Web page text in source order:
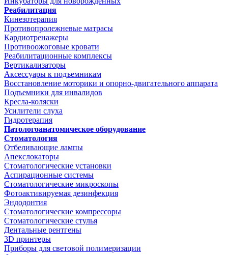
Реабилитация
Кинезотерапия
Противопролежневые матрасы
Кардиотренажеры
Противоожоговые кровати
Реабилитационные комплексы
Вертикализаторы
Аксессуары к подъемникам
Восстановление моторики и опорно-двигательного аппарата
Подъемники для инвалидов
Кресла-коляски
Усилители слуха
Гидротерапия
Патологоанатомическое оборудование
Стоматология
Отбеливающие лампы
Апекслокаторы
Стоматологические установки
Аспирационные системы
Стоматологические микроскопы
Фотоактивируемая дезинфекция
Эндодонтия
Стоматологические компрессоры
Стоматологические стулья
Дентальные рентгены
3D принтеры
Приборы для световой полимеризации